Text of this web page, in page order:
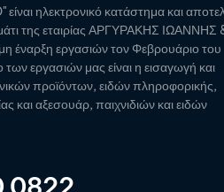
ηλεκτρονικό κατάστημα και
της εταιρίας ΑΡΓΥΡΑΚΗΣ ΙΩΑΝΝΗΣ
έναρξη εργασιών τον Φεβρουάριο του
των εργασιών μας είναι η εισαγωγή και
προϊόντων, ειδών πληροφορικής,
και αξεσουάρ, παιχνιδιών και ειδών